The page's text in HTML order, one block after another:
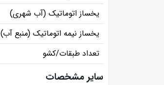
یخساز اتوماتیک (آب شهری)
یخساز نیمه اتوماتیک (منبع آب)
تعداد طبقات/کشو
سایر مشخصات